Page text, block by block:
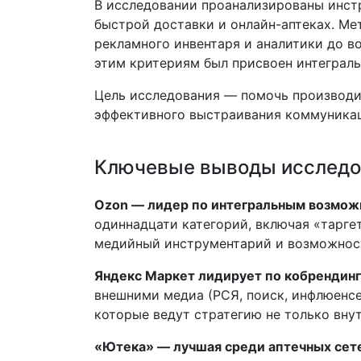
В исследовании проанализированы
быстрой доставки и онлайн-аптеках.
рекламного инвентаря и аналитики до
этим критериям был присвоен
Цель исследования — помочь
эффективного выстраивания
Ключевые выводы
Ozon — лидер по интегральным
одиннадцати категорий, включая
медийный инструментарий и
Яндекс Маркет лидирует по
внешними медиа (РСЯ, поиск,
которые ведут стратегию не только
«Ютека» — лучшая среди аптечных